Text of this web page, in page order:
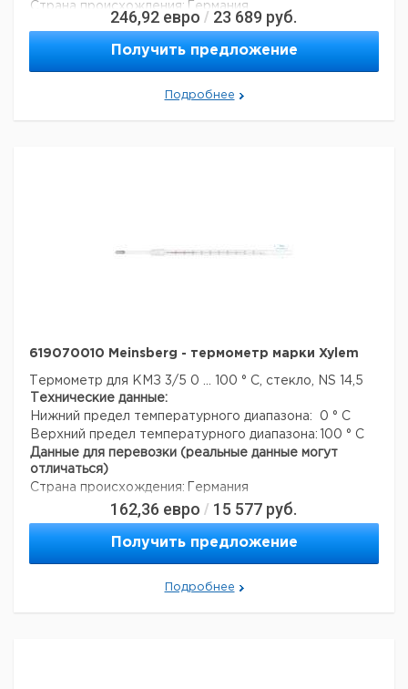
Страна происхождения: Германия
246,92 евро / 23 689 руб.
Получить предложение
Подробнее
619070010 Meinsberg - термометр марки Xylem
Термометр для КМЗ 3/5 0 ... 100 ° С, стекло, NS 14,5
Технические данные:
Нижний предел температурного диапазона:
0 ° C
Верхний предел температурного диапазона:
100 ° C
Данные для перевозки (реальные данные могут
отличаться)
Страна происхождения: Германия
162,36 евро / 15 577 руб.
Получить предложение
Подробнее